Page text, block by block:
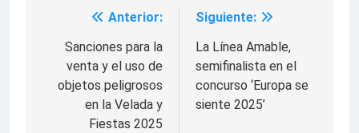
Navegación
entradas
Anterior:
Sanciones para la
venta y el uso de
objetos peligrosos
en la Velada y
Fiestas 2025
Siguiente:
La Línea Amable,
semifinalista en el
concurso ‘Europa se
siente 2025’